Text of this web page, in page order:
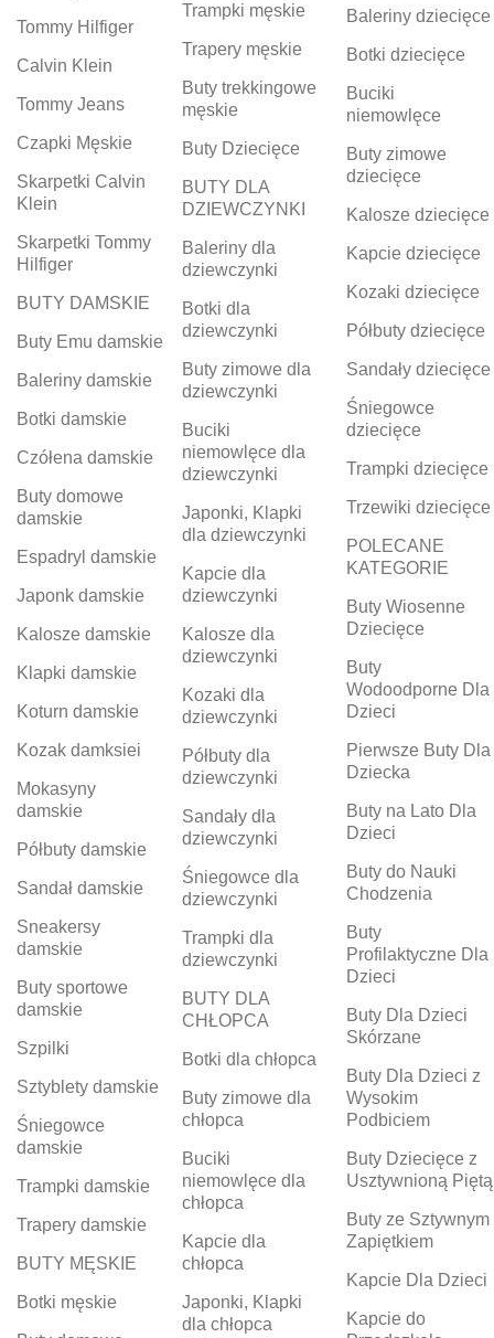
Tommy Hilfiger
Calvin Klein
Tommy Jeans
Czapki Męskie
Skarpetki Calvin
Klein
Skarpetki Tommy
Hilfiger
BUTY DAMSKIE
Buty Emu damskie
Baleriny damskie
Botki damskie
Czółena damskie
Buty domowe
damskie
Espadryl damskie
Japonk damskie
Kalosze damskie
Klapki damskie
Koturn damskie
Kozak damksiei
Mokasyny
damskie
Półbuty damskie
Sandał damskie
Sneakersy
damskie
Buty sportowe
damskie
Szpilki
Sztyblety damskie
Śniegowce
damskie
Trampki damskie
Trapery damskie
BUTY MĘSKIE
Botki męskie
Trampki męskie
Trapery męskie
Buty trekkingowe
męskie
Buty Dziecięce
BUTY DLA
DZIEWCZYNKI
Baleriny dla
dziewczynki
Botki dla
dziewczynki
Buty zimowe dla
dziewczynki
Buciki
niemowlęce dla
dziewczynki
Japonki, Klapki
dla dziewczynki
Kapcie dla
dziewczynki
Kalosze dla
dziewczynki
Kozaki dla
dziewczynki
Półbuty dla
dziewczynki
Sandały dla
dziewczynki
Śniegowce dla
dziewczynki
Trampki dla
dziewczynki
BUTY DLA
CHŁOPCA
Botki dla chłopca
Buty zimowe dla
chłopca
Buciki
niemowlęce dla
chłopca
Kapcie dla
chłopca
Japonki, Klapki
dla chłopca
Baleriny dziecięce
Botki dziecięce
Buciki
niemowlęce
Buty zimowe
dziecięce
Kalosze dziecięce
Kapcie dziecięce
Kozaki dziecięce
Półbuty dziecięce
Sandały dziecięce
Śniegowce
dziecięce
Trampki dziecięce
Trzewiki dziecięce
POLECANE
KATEGORIE
Buty Wiosenne
Dziecięce
Buty
Wodoodporne Dla
Dzieci
Pierwsze Buty Dla
Dziecka
Buty na Lato Dla
Dzieci
Buty do Nauki
Chodzenia
Buty
Profilaktyczne Dla
Dzieci
Buty Dla Dzieci
Skórzane
Buty Dla Dzieci z
Wysokim
Podbiciem
Buty Dziecięce z
Usztywnioną Piętą
Buty ze Sztywnym
Zapiętkiem
Kapcie Dla Dzieci
Kapcie do